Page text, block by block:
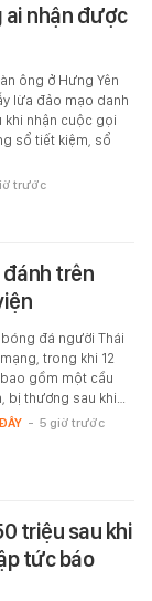
ai nhận được
ông ở Hưng Yên
lừa đảo mạo danh
khi nhận cuộc gọi
sổ tiết kiệm, sổ
trước
trên
đá người Thái
trong khi 12
gồm một cầu
bị thương sau khi…
- 5 giờ trước
triệu sau khi
tức báo